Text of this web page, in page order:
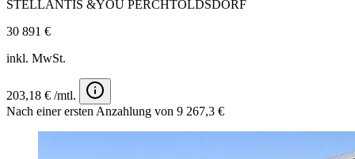
STELLANTIS &YOU PERCHTOLDSDORF
30 891 €
inkl. MwSt.
203,18 € /mtl.
Nach einer ersten Anzahlung von 9 267,3 €